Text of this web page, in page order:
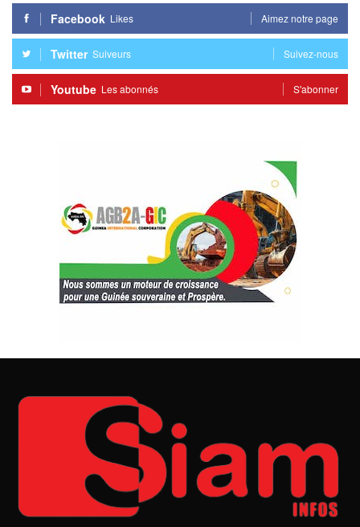
Facebook Likes Aimez notre page
Twitter Suiveurs Suivez-nous
Youtube Les abonnés S'abonner